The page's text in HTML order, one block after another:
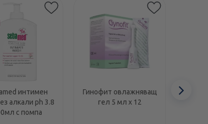
интимен
алкали ph 3.8
с помпа
Гинофит овлажняващ
гел 5 мл х 12